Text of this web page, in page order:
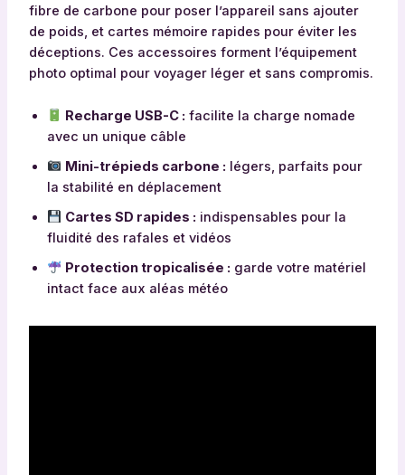
fibre de carbone pour poser l’appareil sans ajouter
de poids, et cartes mémoire rapides pour éviter les
déceptions. Ces accessoires forment l’équipement
photo optimal pour voyager léger et sans compromis.
Recharge USB-C : facilite la charge nomade
avec un unique câble
Mini-trépieds carbone : légers, parfaits pour
la stabilité en déplacement
Cartes SD rapides : indispensables pour la
fluidité des rafales et vidéos
Protection tropicalisée : garde votre matériel
intact face aux aléas météo